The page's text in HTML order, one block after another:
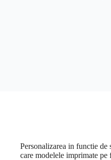
Personalizarea in functie
care modelele imprimate